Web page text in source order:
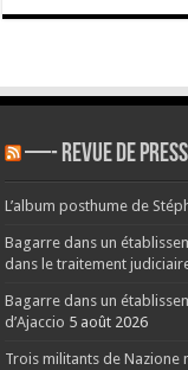
—- REVUE DE
L’album posthume de
Bagarre dans un
dans le traitement
Bagarre dans un
d’Ajaccio 5 août 2026
Trois militants de Nazione